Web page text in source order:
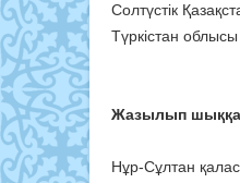
Солтүстік
Түркістан
Жазылып
Нұр-Сұлтан